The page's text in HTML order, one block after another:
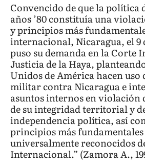
Convencido de que la política
años ’80 constituía una
y principios más
internacional, Nicaragua, el 9
puso su demanda en la Corte
Justicia de la Haya,
Unidos de América hacen uso
militar contra Nicaragua e
asuntos internos en violación
de su integridad territorial y
independencia política, así
principios más fundamentales
universalmente reconocidos
Internacional.” (Zamora A.,